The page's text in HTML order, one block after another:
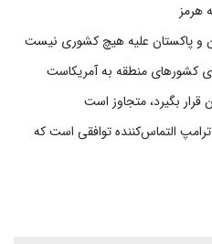
هرمز
و پاکستان علیه هیچ کشوری نیست
کشورهای منطقه به آمریکاست
بگیرد، متجاوز است
التماس‌کننده توافقی است که